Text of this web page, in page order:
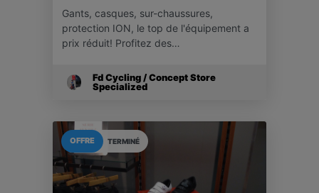
Gants, casques, sur-chaussures,
protection ION, le top de l'équipement a
prix réduit! Profitez des…
Fd Cycling / Concept Store
Specialized
TERMINÉ
OFFRE